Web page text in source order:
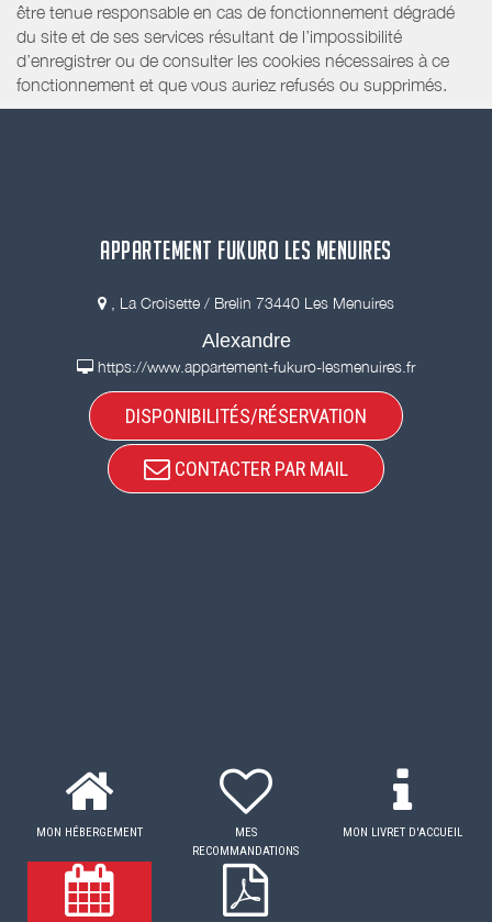
être tenue responsable en cas de fonctionnement dégradé
du site et de ses services résultant de l’impossibilité
d’enregistrer ou de consulter les cookies nécessaires à ce
fonctionnement et que vous auriez refusés ou supprimés.
APPARTEMENT FUKURO LES MENUIRES
, La Croisette / Brelin 73440 Les Menuires
Alexandre
https://www.appartement-fukuro-lesmenuires.fr
DISPONIBILITÉS/RÉSERVATION
CONTACTER PAR MAIL
MON HÉBERGEMENT
MES
RECOMMANDATIONS
MON LIVRET D'ACCUEIL